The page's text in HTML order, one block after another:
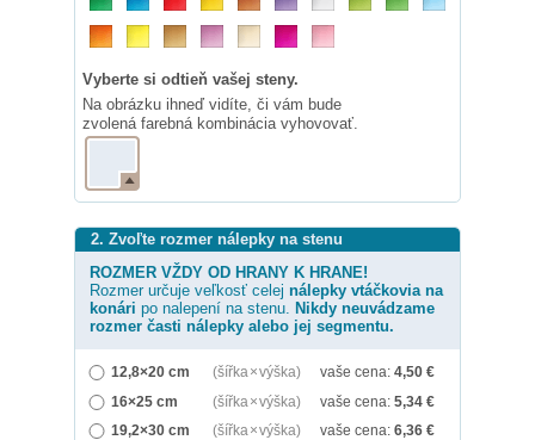
Vyberte si odtieň vašej steny.
Na obrázku ihneď vidíte, či vám bude
zvolená farebná kombinácia vyhovovať.
2. Zvoľte rozmer nálepky na stenu
ROZMER VŽDY OD HRANY K HRANE!
Rozmer určuje veľkosť celej nálepky vtáčkovia na
konári po nalepení na stenu. Nikdy neuvádzame
rozmer časti nálepky alebo jej segmentu.
12,8×20 cm (šířka × výška) vaše cena: 4,50 €
16×25 cm
(šířka × výška) vaše cena: 5,34 €
19,2×30 cm
(šířka × výška) vaše cena: 6,36 €